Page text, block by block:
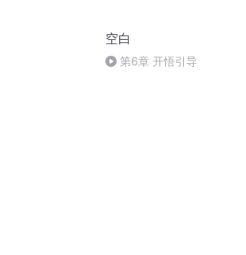
空白
第6章 开悟引导